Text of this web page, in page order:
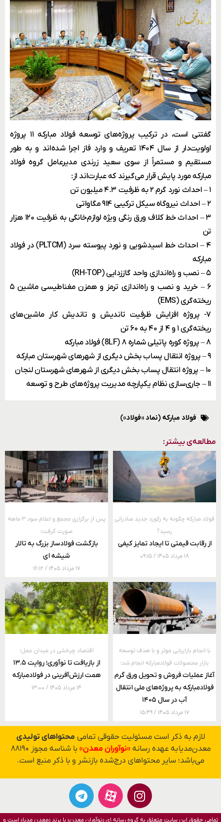
گفتنی است، در ترکیب پروژه‌های توسعه فولاد مبارکه ۱۱ پروژه
اولویت‌دار از سال ۱۴۰۴ تعریف و وارد فاز اجرا شده‌اند و به طور
مستقیم و مستمراً از سوی سعید زرندی مدیرعامل گروه فولاد
مبارکه مورد پایش قرار می‌گیرند که عبارت‌اند از:
۱ – احداث نورد گرم ۲ به ظرفیت ۴.۳ میلیون تن
۲ – احداث نیروگاه سیکل ترکیبی ۹۱۴ مگاواتی
۳ – احداث خط کلاف ورق رنگی ویژه لوازم‌خانگی به ظرفیت ۱۲۰ هزار
تن
۴ – احداث خط اسیدشویی و نورد پیوسته سرد (PLTCM) در فولاد
مبارکه
۵ – نصب و راه‌اندازی واحد گاززدایی (RH-TOP)
۶ – خرید و نصب و راه‌اندازی ترمز و همزن مغناطیسی ماشین ۵
ریخته‌گری (EMS)
۷- پروژه افزایش ظرفیت تاندیش و تاندیش کار ماشین‌های
ریخته‌گری ۱ و ۴ از ۴۰ به ۶۰ تن
۸ – پروژه کوره پاتیلی شماره ۸ (8LF) فولاد مبارکه
۹ – پروژه انتقال پساب بخش دیگری از شهرهای شهرستان مبارکه
۱۰ – پروژه انتقال پساب بخش دیگری از شهرهای شهرستان لنجان
۱۱ – جاری‌سازی نظام یکپارچه مدیریت پروژه‌های طرح و توسعه
فولاد مبارکه (نماد «فولاد»)
مطالعه‌ی بیشتر:
فولاد مبارکه چگونه به رکورد جدید صادراتی
رسید؟
از رقابت قیمتی تا ایجاد تمایز کیفی
۱۸ مرداد ۱۴۰۵
پس از برگزاری مجمع و اعلام سود ۳ ماهه
صورت گرفت؛
بازگشت فولادساز بزرگ به تالار
شیشه ای
۱۷ مرداد ۱۴۰۵
با انجام بازاریابی موثر و با هدف توسعه
بازار محصولات فولادمبارکه انجام شد؛
آغاز عملیات فروش و تحویل ورق گرم
فولادمبارکه به پروژه‌های ملی انتقال
آب در سال ۱۴۰۵
۱۷ مرداد ۱۴۰۵ ۱۵:۴۹
اقتصاد چرخشی در میدان عمل؛
از بازیافت تا نوآوری؛ روایت ۱۳.۵
همت ارزش‌آفرینی در فولادمبارکه
۱۴ مرداد ۱۴۰۵
لازم به ذکر است مسئولیت حقوقی تمامی محتواهای تولیدی
معدن‌مدیا به عهده رسانه«نوآوران معدن»
با شناسه مجوز ۸۸۱۹۰
می‌باشد؛ سایر محتواهای درج‌شده بازنشر و با ذکر منبع است.
تمامی حقوق این سایت متعلق به گروه رسانه ای «نوآوران معدن» با برند «معدن مدیا» است و